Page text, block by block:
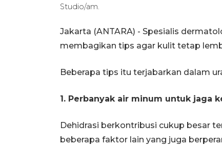
Studio/am.
Jakarta (ANTARA) - Spesialis
membagikan tips agar kulit tetap
Beberapa tips itu terjabarkan dalam
1. Perbanyak air minum untuk jaga
Dehidrasi berkontribusi cukup besar
beberapa faktor lain yang juga